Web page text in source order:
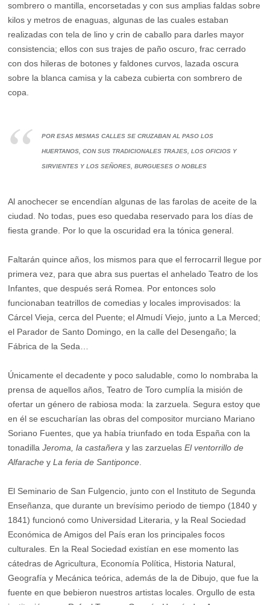
sombrero o mantilla, encorsetadas y con sus amplias faldas sobre
kilos y metros de enaguas, algunas de las cuales estaban
realizadas con tela de lino y crin de caballo para darles mayor
consistencia; ellos con sus trajes de paño oscuro, frac cerrado
con dos hileras de botones y faldones curvos, lazada oscura
sobre la blanca camisa y la cabeza cubierta con sombrero de
copa.
POR ESAS MISMAS CALLES SE CRUZABAN AL PASO LOS
HUERTANOS, CON SUS TRADICIONALES TRAJES, LOS OFICIOS Y
SIRVIENTES Y LOS SEÑORES, BURGUESES O NOBLES
Al anochecer se encendían algunas de las farolas de aceite de la
ciudad. No todas, pues eso quedaba reservado para los días de
fiesta grande. Por lo que la oscuridad era la tónica general.
Faltarán quince años, los mismos para que el ferrocarril llegue por
primera vez, para que abra sus puertas el anhelado Teatro de los
Infantes, que después será Romea. Por entonces solo
funcionaban teatrillos de comedias y locales improvisados: la
Cárcel Vieja, cerca del Puente; el Almudí Viejo, junto a La Merced;
el Parador de Santo Domingo, en la calle del Desengaño; la
Fábrica de la Seda…
Únicamente el decadente y poco saludable, como lo nombraba la
prensa de aquellos años, Teatro de Toro cumplía la misión de
ofertar un género de rabiosa moda: la zarzuela. Segura estoy que
en él se escucharían las obras del compositor murciano Mariano
Soriano Fuentes, que ya había triunfado en toda España con la
tonadillaJeroma, la castañera y las zarzuelasEl ventorrillo de
Alfarache yLa feria de Santiponce.
El Seminario de San Fulgencio, junto con el Instituto de Segunda
Enseñanza, que durante un brevísimo periodo de tiempo (1840 y
1841) funcionó como Universidad Literaria, y la Real Sociedad
Económica de Amigos del País eran los principales focos
culturales. En la Real Sociedad existían en ese momento las
cátedras de Agricultura, Economía Política, Historia Natural,
Geografía y Mecánica teórica, además de la de Dibujo, que fue la
fuente en que bebieron nuestros artistas locales. Orgullo de esta